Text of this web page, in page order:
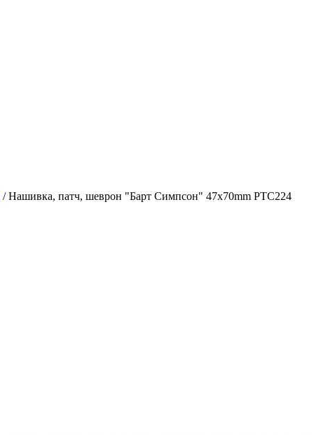
/Нашивка, патч, шеврон "Барт Симпсон" 47x70mm PTC224